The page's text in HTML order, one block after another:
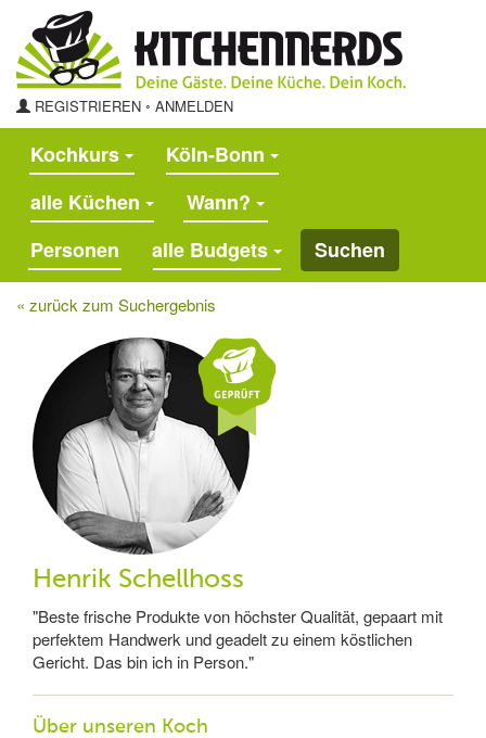
REGISTRIEREN ◦ ANMELDEN
Kochkurs
Köln-Bonn
alle Küchen
Wann?
alle Budgets
Suchen
« zurück zum Suchergebnis
Henrik Schellhoss
"Beste frische Produkte von höchster Qualität, gepaart mit
perfektem Handwerk und geadelt zu einem köstlichen
Gericht. Das bin ich in Person."
Über unseren Koch